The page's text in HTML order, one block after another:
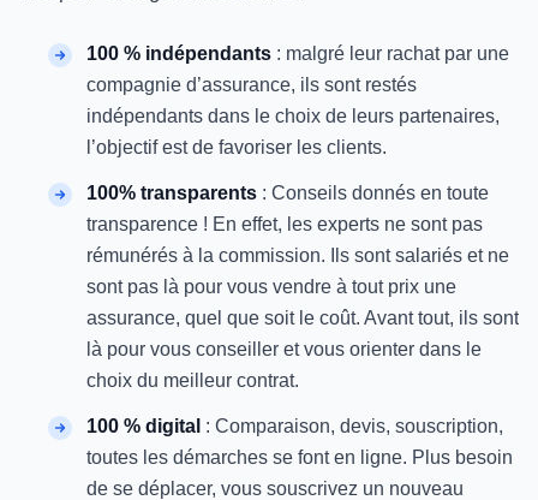
100 % indépendants : malgré leur rachat par une
compagnie d’assurance, ils sont restés
indépendants dans le choix de leurs partenaires,
l’objectif est de favoriser les clients.
100% transparents : Conseils donnés en toute
transparence ! En effet, les experts ne sont pas
rémunérés à la commission. Ils sont salariés et ne
sont pas là pour vous vendre à tout prix une
assurance, quel que soit le coût. Avant tout, ils sont
là pour vous conseiller et vous orienter dans le
choix du meilleur contrat.
100 % digital : Comparaison, devis, souscription,
toutes les démarches se font en ligne. Plus besoin
de se déplacer, vous souscrivez un nouveau